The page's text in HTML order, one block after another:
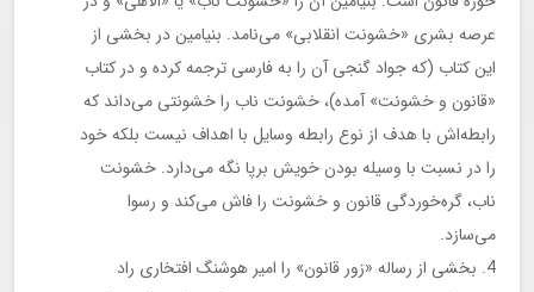
عرصه بشری «خشونت انقلابی» می‌نامد. بنیامین در بخشی از
این كتاب (كه جواد گنجی آن را به فارسی ترجمه كرده و در كتاب
«قانون و خشونت» آمده)، خشونت ناب را خشونتی می‌داند كه
رابطه‌اش با هدف از نوع رابطه وسایل با اهداف نیست بلكه خود
را در نسبت با وسیله بودن خویش برپا نگه می‌دارد. خشونت
ناب، گره‌خوردگی قانون و خشونت را فاش می‌كند و رسوا
می‌سازد.
بخشی از رساله «زور قانون» را امیر هوشنگ افتخاری راد